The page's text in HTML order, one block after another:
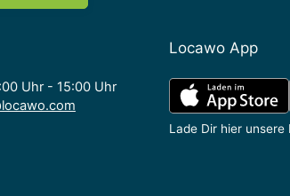
Uhr - 15:00 Uhr
Locawo App
Lade Dir hier